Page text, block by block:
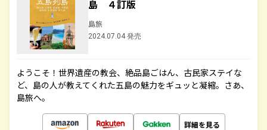
島 ４訂版
島旅
2024.07.04 発売
ようこそ！世界遺産の教会、絶品島ごはん、古民家ステイな
ど、島の人が教えてくれた五島の魅力をギュッと凝縮。さあ、
島旅へ。
詳細を見る